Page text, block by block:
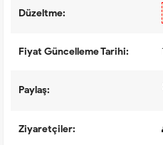
Düzeltme:
Fiyat Güncelleme Tarihi:
Paylaş:
Ziyaretçiler: